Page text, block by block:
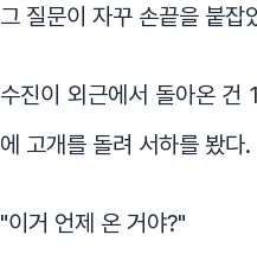
그 질문이 자꾸 손끝을 붙잡
수진이 외근에서 돌아온 건
에 고개를 돌려 서하를 봤다.
"이거 언제 온 거야?"